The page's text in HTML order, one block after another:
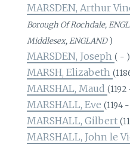
MARSDEN, Arthur
Borough Of Rochdale,
Middlesex, ENGLAND)
MARSDEN, Joseph( - )
MARSH, Elizabeth
MARSHAL, Maud(1192
MARSHALL, Eve(1194
MARSHALL, Gilbert
MARSHALL, John le